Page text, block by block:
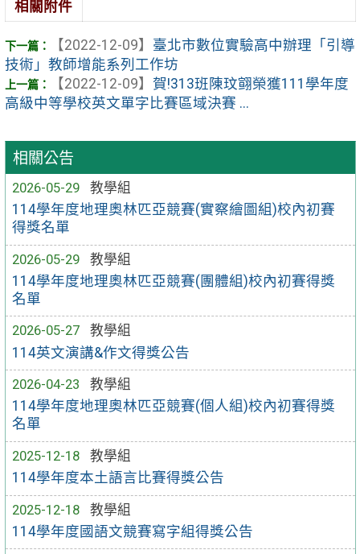
相關公告
2026-05-29
教學組
114學年度地理奧林匹亞競賽(實察繪圖組)校內初賽
得獎名單
2026-05-29
教學組
114學年度地理奧林匹亞競賽(團體組)校內初賽得獎
名單
2026-05-27
教學組
114英文演講&作文得獎公告
2026-04-23
教學組
114學年度地理奧林匹亞競賽(個人組)校內初賽得獎
名單
2025-12-18
教學組
114學年度本土語言比賽得獎公告
2025-12-18
教學組
114學年度國語文競賽寫字組得獎公告
相關附件
【2022-12-09】 臺北市數位實驗高中辦理「引導
技術」教師增能系列工作坊
【2022-12-09】 賀!313班陳玟翧榮獲111學年度
高級中等學校英文單字比賽區域決賽 ...